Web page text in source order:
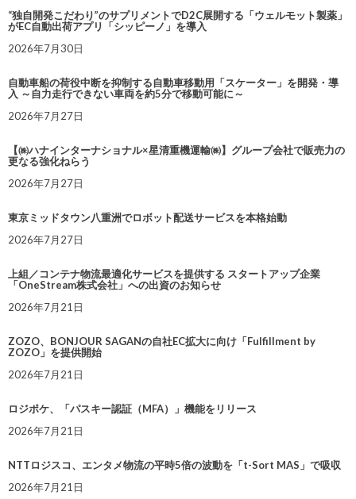
“独自開発こだわり”のサプリメントでD2C展開する「ウェルモット製薬」
がEC自動出荷アプリ「シッピーノ」を導入
2026年7月30日
自動車船の荷役中断を抑制する自動車移動用「スケーター」を開発・導
入 ～自力走行できない車両を約5分で移動可能に～
2026年7月27日
【㈱ハナインターナショナル×星清重機運輸㈱】グループ会社で販売力の
更なる強化ねらう
2026年7月27日
東京ミッドタウン八重洲でロボット配送サービスを本格始動
2026年7月27日
上組／コンテナ物流最適化サービスを提供する スタートアップ企業
「OneStream株式会社」への出資のお知らせ
2026年7月21日
ZOZO、BONJOUR SAGANの自社EC拡大に向け「Fulfillment by
ZOZO」を提供開始
2026年7月21日
ロジポケ、「パスキー認証（MFA）」機能をリリース
2026年7月21日
NTTロジスコ、エンタメ物流の平時5倍の波動を「t-Sort MAS」で吸収
2026年7月21日